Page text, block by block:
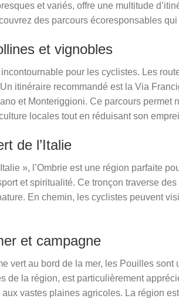
et variés, offre une multitude
des parcours écoresponsables
et vignobles
pour les cyclistes. Les
itinéraire recommandé est la Via
et Monteriggioni. Ce parcours
locales tout en réduisant son
de l’Italie
», l’Ombrie est une région parfaite
et spiritualité. Ce tronçon traverse
En chemin, les cyclistes peuvent
et campagne
vert au bord de la mer, les Pouilles
de la région, est particulièrement
vastes plaines agricoles. La région